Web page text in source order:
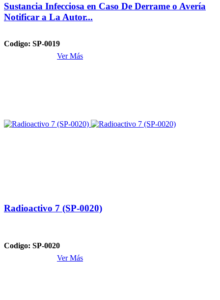
Sustancia Infecciosa en Caso De Derrame o Avería
Notificar a La Autor...
Codigo: SP-0019
Ver Más
Radioactivo 7 (SP-0020)
Codigo: SP-0020
Ver Más